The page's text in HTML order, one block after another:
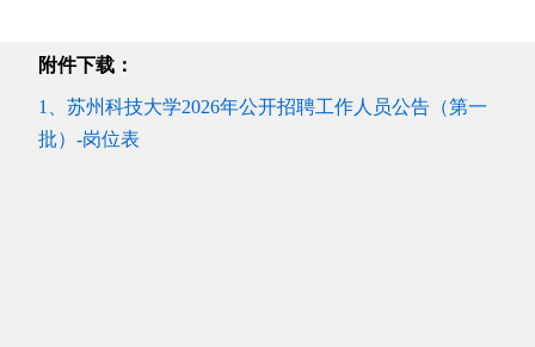
附件下载：
1、苏州科技大学2026年公开招聘工作人员公告（第一
批）-岗位表